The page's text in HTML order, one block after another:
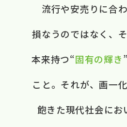
流行や​安売りに​合
損なうのではなく、​
本来​持つ“固有の​輝き
こと。​ それが、​画一
飽きた​現代社会に​お